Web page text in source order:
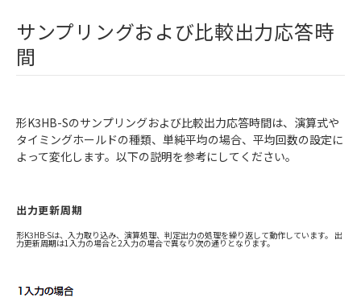
サンプリングおよび比較出力応答時
間
形K3HB-Sのサンプリングおよび比較出力応答時間は、演算式や
タイミングホールドの種類、単純平均の場合、平均回数の設定に
よって変化します。以下の説明を参考にしてください。
出力更新周期
形K3HB-Sは、入力取り込み、演算処理、判定出力の処理を繰り返して動作しています。 出
力更新周期は1入力の場合と2入力の場合で異なり次の通りとなります。